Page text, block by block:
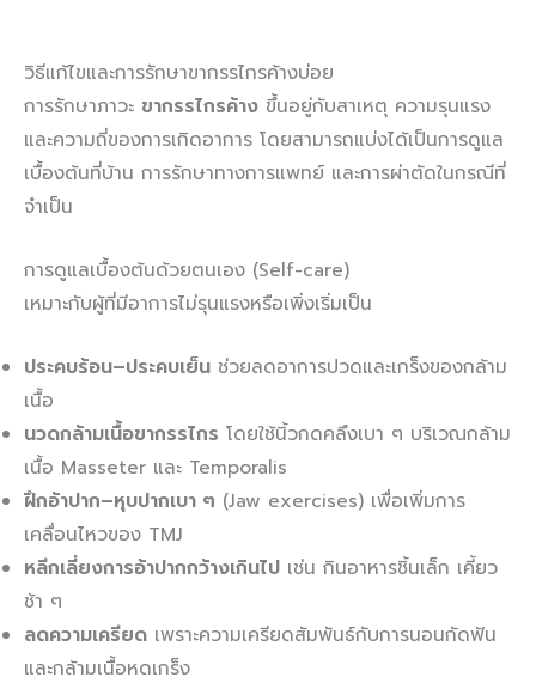
วิธีแก้ไขและการรักษาขากรรไกรค้างบ่อย
การรักษาภาวะ ขากรรไกรค้าง ขึ้นอยู่กับสาเหตุ ความรุนแรง
และความถี่ของการเกิดอาการ โดยสามารถแบ่งได้เป็นการดูแล
เบื้องต้นที่บ้าน การรักษาทางการแพทย์ และการผ่าตัดในกรณีที่
จำเป็น
การดูแลเบื้องต้นด้วยตนเอง (Self-care)
เหมาะกับผู้ที่มีอาการไม่รุนแรงหรือเพิ่งเริ่มเป็น
ประคบร้อน–ประคบเย็น ช่วยลดอาการปวดและเกร็งของกล้าม
เนื้อ
นวดกล้ามเนื้อขากรรไกร โดยใช้นิ้วกดคลึงเบา ๆ บริเวณกล้าม
เนื้อ Masseter และ Temporalis
ฝึกอ้าปาก–หุบปากเบา ๆ (Jaw exercises) เพื่อเพิ่มการ
เคลื่อนไหวของ TMJ
หลีกเลี่ยงการอ้าปากกว้างเกินไป เช่น กินอาหารชิ้นเล็ก เคี้ยว
ช้า ๆ
ลดความเครียด เพราะความเครียดสัมพันธ์กับการนอนกัดฟัน
และกล้ามเนื้อหดเกร็ง